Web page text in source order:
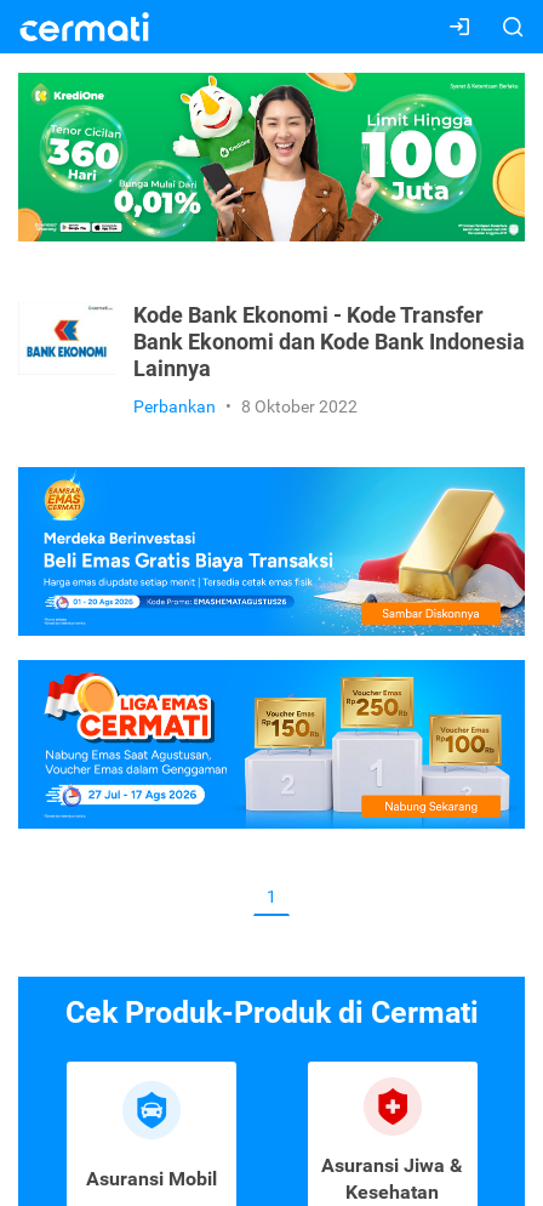
Kode Bank Ekonomi - Kode Transfer
Bank Ekonomi dan Kode Bank Indonesia
Lainnya
Perbankan • 8 Oktober 2022
1
Cek Produk-Produk di Cermati
Asuransi Mobil
Asuransi Jiwa &
Kesehatan